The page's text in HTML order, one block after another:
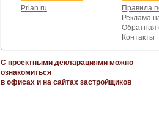
Prian.ru
Правила
Реклама
Обратная
Контакты
С проектными декларациями можно
ознакомиться
в офисах и на сайтах застройщиков